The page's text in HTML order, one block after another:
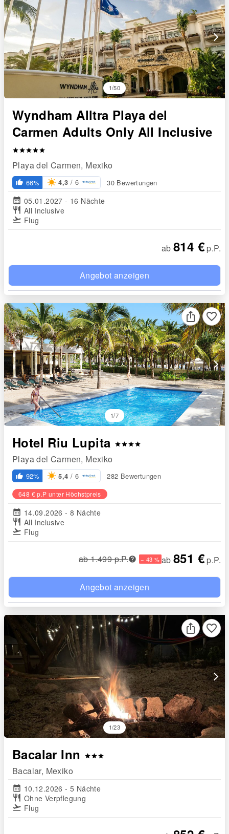
arrow_forward_ios
1/50
Wyndham Alltra Playa del
Carmen Adults Only All Inclusive
starstarstarstarstar
Playa del Carmen, Mexiko
thumb_up_alt 66% 4,3 / 6 30 Bewertungen
calendar_month 05.01.2027 - 16 Nächte
restaurant All Inclusive
flight_takeoff Flug
ab 814 € p.P.
Angebot anzeigen
arrow_forward_ios
1/7
favorite_border
Hotel Riu Lupita starstarstarstar
Playa del Carmen, Mexiko
thumb_up_alt 92% 5,4 / 6 282 Bewertungen
648 € p.P unter Höchstpreis
calendar_month 14.09.2026 - 8 Nächte
restaurant All Inclusive
flight_takeoff Flug
ab 1.499 p.P. − 43 % ab 851 € p.P.
Angebot anzeigen
arrow_forward_ios
1/23
favorite_border
Bacalar Inn starstarstar
Bacalar, Mexiko
calendar_month 10.12.2026 - 5 Nächte
restaurant Ohne Verpflegung
flight_takeoff Flug